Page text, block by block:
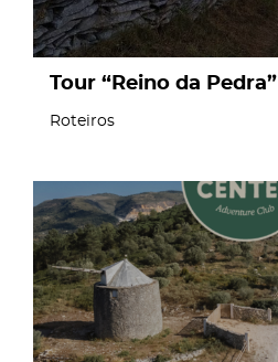
Tour “Reino da Pedra”
Roteiros
page